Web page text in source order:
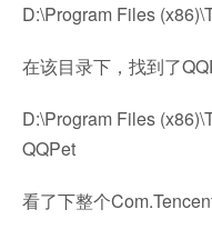
D:\Program Files
在该目录下，找到了
D:\Program Files
QQPet
看了下整个